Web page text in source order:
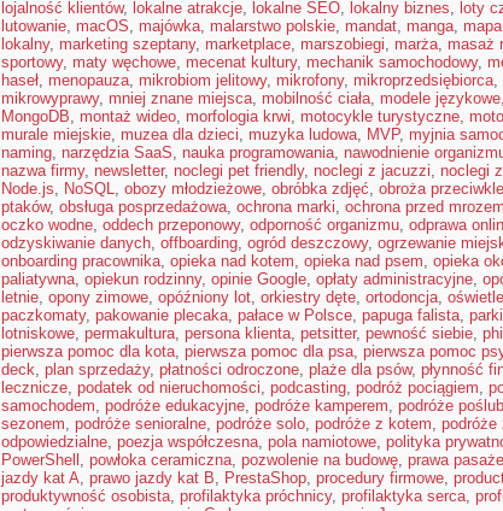
lojalność klientów, lokalne atrakcje, lokalne SEO, lokalny biznes, loty
lutowanie, macOS, majówka, malarstwo polskie, mandat, manga,
lokalny, marketing szeptany, marketplace, marszobiegi, marża, masaż
sportowy, maty węchowe, mecenat kultury, mechanik samochodowy,
haseł, menopauza, mikrobiom jelitowy, mikrofony, mikroprzedsiębiorca,
mikrowyprawy, mniej znane miejsca, mobilność ciała, modele językowe,
MongoDB, montaż wideo, morfologia krwi, motocykle turystyczne,
murale miejskie, muzea dla dzieci, muzyka ludowa, MVP, myjnia
naming, narzędzia SaaS, nauka programowania, nawodnienie
nazwa firmy, newsletter, noclegi pet friendly, noclegi z jacuzzi, noclegi
Node.js, NoSQL, obozy młodzieżowe, obróbka zdjęć, obroża
ptaków, obsługa posprzedażowa, ochrona marki, ochrona przed mrozem
oczko wodne, oddech przeponowy, odporność organizmu, odprawa
odzyskiwanie danych, offboarding, ogród deszczowy, ogrzewanie
onboarding pracownika, opieka nad kotem, opieka nad psem, opieka
paliatywna, opiekun rodzinny, opinie Google, opłaty administracyjne,
letnie, opony zimowe, opóźniony lot, orkiestry dęte, ortodoncja,
paczkomaty, pakowanie plecaka, pałace w Polsce, papuga falista,
lotniskowe, permakultura, persona klienta, petsitter, pewność siebie,
pierwsza pomoc dla kota, pierwsza pomoc dla psa, pierwsza pomoc
deck, plan sprzedaży, płatności odroczone, plaże dla psów, płynność
lecznicze, podatek od nieruchomości, podcasting, podróż pociągiem,
samochodem, podróże edukacyjne, podróże kamperem, podróże
sezonem, podróże senioralne, podróże solo, podróże z kotem, podróże
odpowiedzialne, poezja współczesna, pola namiotowe, polityka
PowerShell , powłoka ceramiczna, pozwolenie na budowę, prawa
jazdy kat A, prawo jazdy kat B, PrestaShop, procedury firmowe,
produktywność osobista, profilaktyka próchnicy, profilaktyka serca,